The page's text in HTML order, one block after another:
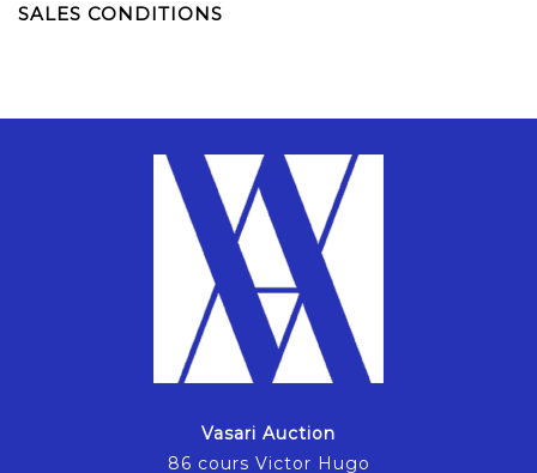
SALES CONDITIONS
Vasari Auction
86 cours Victor Hugo